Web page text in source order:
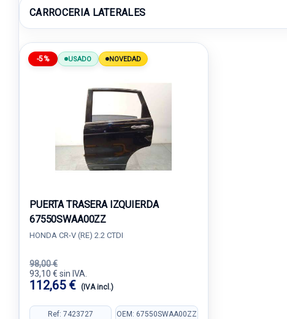
CARROCERIA LATERALES
-5% USADO NOVEDAD
PUERTA TRASERA IZQUIERDA
67550SWAA00ZZ
HONDA CR-V (RE) 2.2 CTDI
98,00 €
93,10 € sin IVA.
112,65 € (IVA incl.)
Ref: 7423727 OEM: 67550SWAA00ZZ